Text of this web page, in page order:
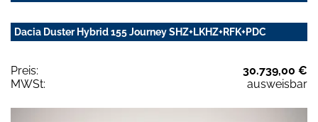
Dacia Duster Hybrid 155 Journey SHZ+LKHZ+RFK+PDC
Preis:
30.739,00 €
MWSt:
ausweisbar